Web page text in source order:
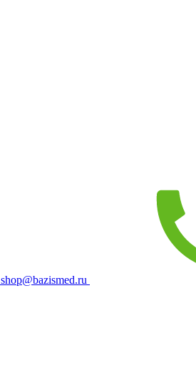
shop@bazismed.ru